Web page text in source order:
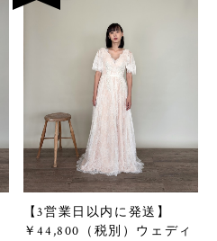
【3営業日以内に発送】
￥44,800（税別）ウェディ